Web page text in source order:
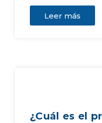
Leer más
¿Cuál es el